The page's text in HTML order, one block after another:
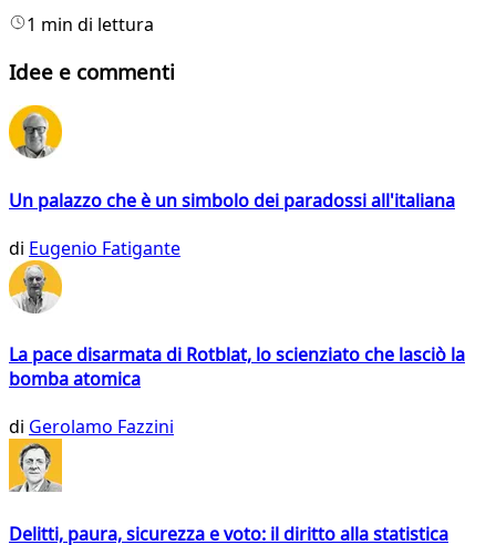
1 min di lettura
Idee e commenti
Un palazzo che è un simbolo dei paradossi all'italiana
di Eugenio Fatigante
La pace disarmata di Rotblat, lo scienziato che lasciò la
bomba atomica
di Gerolamo Fazzini
Delitti, paura, sicurezza e voto: il diritto alla statistica